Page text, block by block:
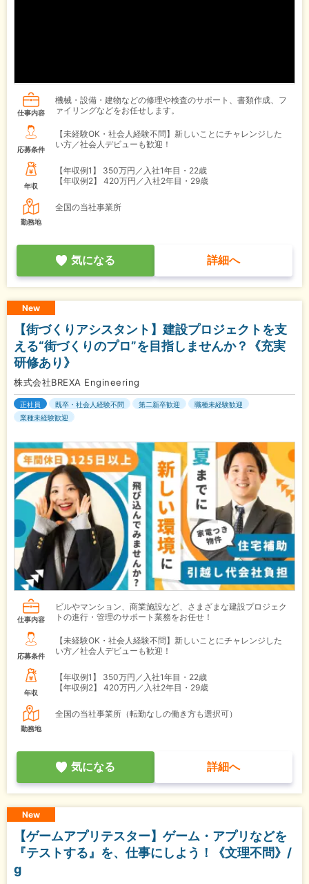
仕事内容
機械・設備・建物などの修理や検査のサポート、書類作成、フ
ァイリングなどをお任せします。
応募条件
【未経験OK・社会人経験不問】新しいことにチャレンジした
い方／社会人デビューも歓迎！
年収
【年収例1】
350万円／入社1年目・22歳
【年収例2】
420万円／入社2年目・29歳
勤務地
全国の当社事業所
気になる 詳細へ
New
【街づくりアシスタント】建設プロジェクトを支
える“街づくりのプロ”を目指しませんか？《充実
研修あり》
株式会社BREXA Engineering
正社員 既卒・社会人経験不問 第二新卒歓迎
職種未経験歓迎
業種未経験歓迎
仕事内容
ビルやマンション、商業施設など、さまざまな建設プロジェク
トの進行・管理のサポート業務をお任せ！
応募条件
【未経験OK・社会人経験不問】新しいことにチャレンジした
い方／社会人デビューも歓迎！
年収
【年収例1】
350万円／入社1年目・22歳
【年収例2】
420万円／入社2年目・29歳
勤務地
全国の当社事業所（転勤なしの働き方も選択可）
気になる 詳細へ
New
【ゲームアプリテスター】ゲーム・アプリなどを
『テストする』を、仕事にしよう！《文理不問》/
g